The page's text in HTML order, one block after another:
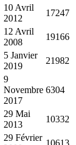
10 Avril
2012
17247
12 Avril
2008
19166
5 Janvier
2019
21982
9
Novembre
2017
6304
29 Mai
2013
10332
29 Février
10613